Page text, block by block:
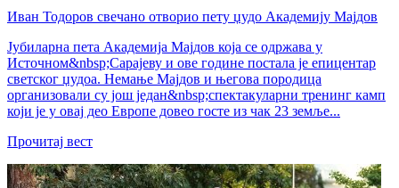
Иван Тодоров свечано отворио пету џудо Академију Мајдов
Јубиларна пета Академија Мајдов која се одржава у
Источном&nbsp;Сарајеву и ове године постала је епицентар
светског џудоа. Немање Мајдов и његова породица
организовали су још један&nbsp;спектакуларни тренинг камп
који је у овај део Европе довео госте из чак 23 земље...
Прочитај вест